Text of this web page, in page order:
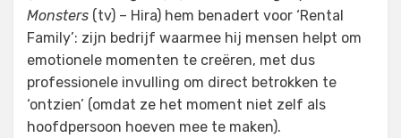
Monsters (tv) – Hira) hem benadert voor ‘Rental
Family’: zijn bedrijf waarmee hij mensen helpt om
emotionele momenten te creëren, met dus
professionele invulling om direct betrokken te
‘ontzien’ (omdat ze het moment niet zelf als
hoofdpersoon hoeven mee te maken).